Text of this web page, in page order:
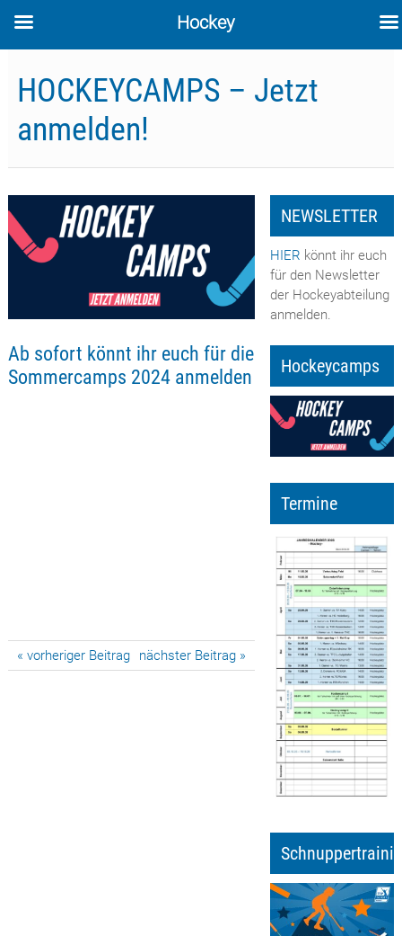
Skip
content
HOCKEYCAMPS – Jetzt
anmelden!
Ab sofort könnt ihr euch für die
Sommercamps 2024 anmelden
Beitragsnavigation
« vorheriger Beitrag nächster Beitrag »
NEWSLETTER
HIER könnt ihr euch
für den Newsletter
der Hockeyabteilung
anmelden.
Hockeycamps
Termine
Hockey